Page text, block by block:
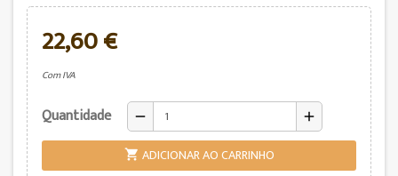
22,60 €
Com IVA
Quantidade remove add
 ADICIONAR AO CARRINHO